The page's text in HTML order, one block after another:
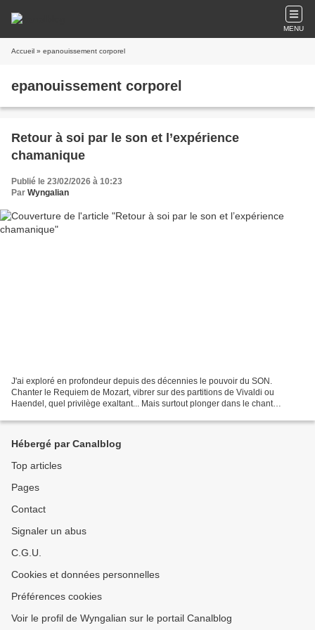
MENU
Accueil » epanouissement corporel
epanouissement corporel
Retour à soi par le son et l’expérience
chamanique
Publié le 23/02/2026 à 10:23
Par Wyngalian
J'ai exploré en profondeur depuis des décennies le pouvoir du SON.
Chanter le Requiem de Mozart, vibrer sur des partitions de Vivaldi ou
Haendel, quel privilège exaltant... Mais surtout plonger dans le chant
Hébergé par Canalblog
Top articles
Pages
Contact
Signaler un abus
C.G.U.
Cookies et données personnelles
Préférences cookies
Voir le profil de Wyngalian sur le portail Canalblog